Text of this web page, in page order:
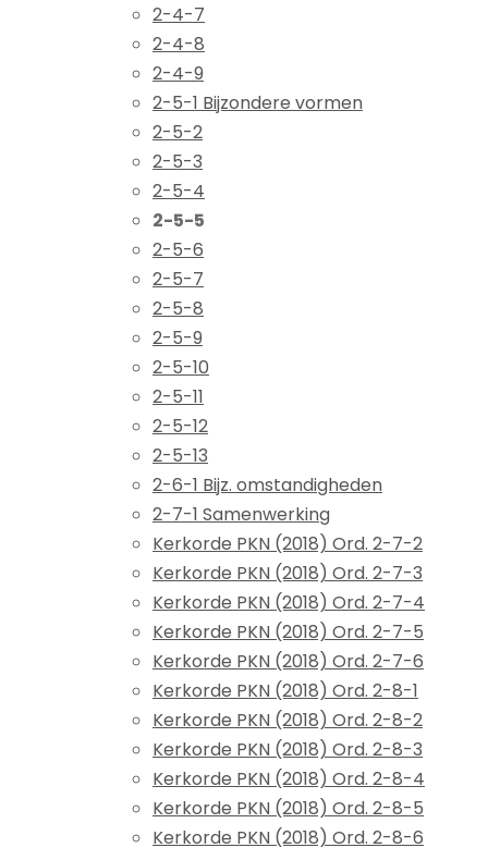
2-4-7
2-4-8
2-4-9
2-5-1 Bijzondere vormen
2-5-2
2-5-3
2-5-4
2-5-5
2-5-6
2-5-7
2-5-8
2-5-9
2-5-10
2-5-11
2-5-12
2-5-13
2-6-1 Bijz. omstandigheden
2-7-1 Samenwerking
Kerkorde PKN (2018) Ord. 2-7-2
Kerkorde PKN (2018) Ord. 2-7-3
Kerkorde PKN (2018) Ord. 2-7-4
Kerkorde PKN (2018) Ord. 2-7-5
Kerkorde PKN (2018) Ord. 2-7-6
Kerkorde PKN (2018) Ord. 2-8-1
Kerkorde PKN (2018) Ord. 2-8-2
Kerkorde PKN (2018) Ord. 2-8-3
Kerkorde PKN (2018) Ord. 2-8-4
Kerkorde PKN (2018) Ord. 2-8-5
Kerkorde PKN (2018) Ord. 2-8-6